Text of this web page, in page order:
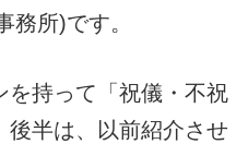
務所)です。
を持って「祝儀・不祝
後半は、以前紹介させ